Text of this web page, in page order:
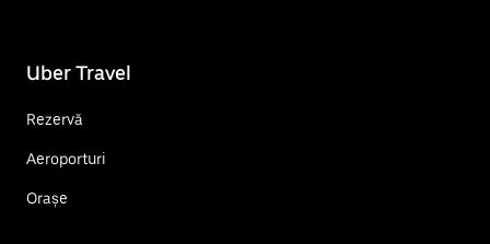
Uber Travel
Rezervă
Aeroporturi
Orașe